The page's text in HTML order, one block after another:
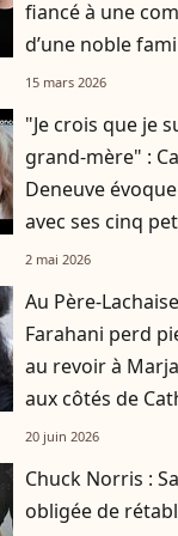
fiancé à une
d’une noble
15 mars 2026
"Je crois que je
grand-mère" :
Deneuve
avec ses cinq
2 mai 2026
Au Père-
Farahani perd
au revoir à
aux côtés de
Deneuve et sa
20 juin 2026
Chuck Norris :
obligée de